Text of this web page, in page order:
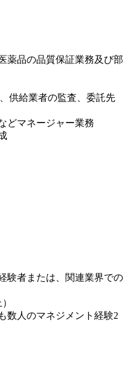
薬品の品質保証業務及び部
供給業者の監査、委託先
どマネージャー業務
験者または、関連業界での
数人のマネジメント経験2